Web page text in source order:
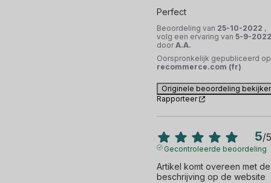
Perfect
Beoordeling van 25-10-2022 ,
volg een ervaring van 5-9-2022
door A.A.
Oorspronkelijk gepubliceerd op
recommerce.com (fr)
Originele beoordeling
Rapporteer
5/5
Gecontroleerde beoordeling
Artikel komt overeen met de
beschrijving op de website